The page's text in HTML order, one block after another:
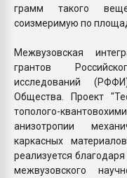
грамм такого
соизмеримую по
Межвузовская
грантов
исследований
Общества. Проект
тополого-
анизотропии
каркасных
реализуется
межвузовского